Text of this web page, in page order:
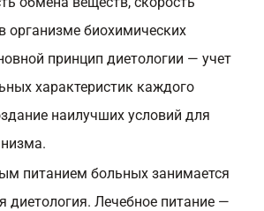
организме биохимических
принцип диетологии — учет
характеристик каждого
наилучших условий для
питанием больных занимается
диетология. Лечебное питание —